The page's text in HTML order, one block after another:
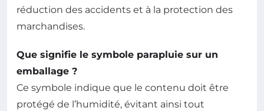
réduction des accidents et à la protection des
marchandises.
Que signifie le symbole parapluie sur un
emballage ?
Ce symbole indique que le contenu doit être
protégé de l’humidité, évitant ainsi tout